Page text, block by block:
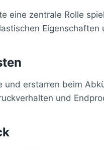
eine zentrale Rolle
erstarren beim
und